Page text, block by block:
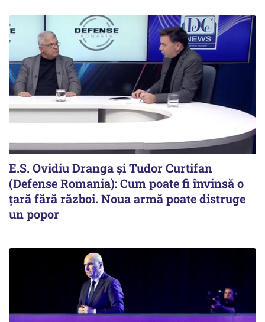
E.S. Ovidiu Dranga și Tudor Curtifan
(Defense Romania): Cum poate fi învinsă o
țară fără război. Noua armă poate distruge
un popor